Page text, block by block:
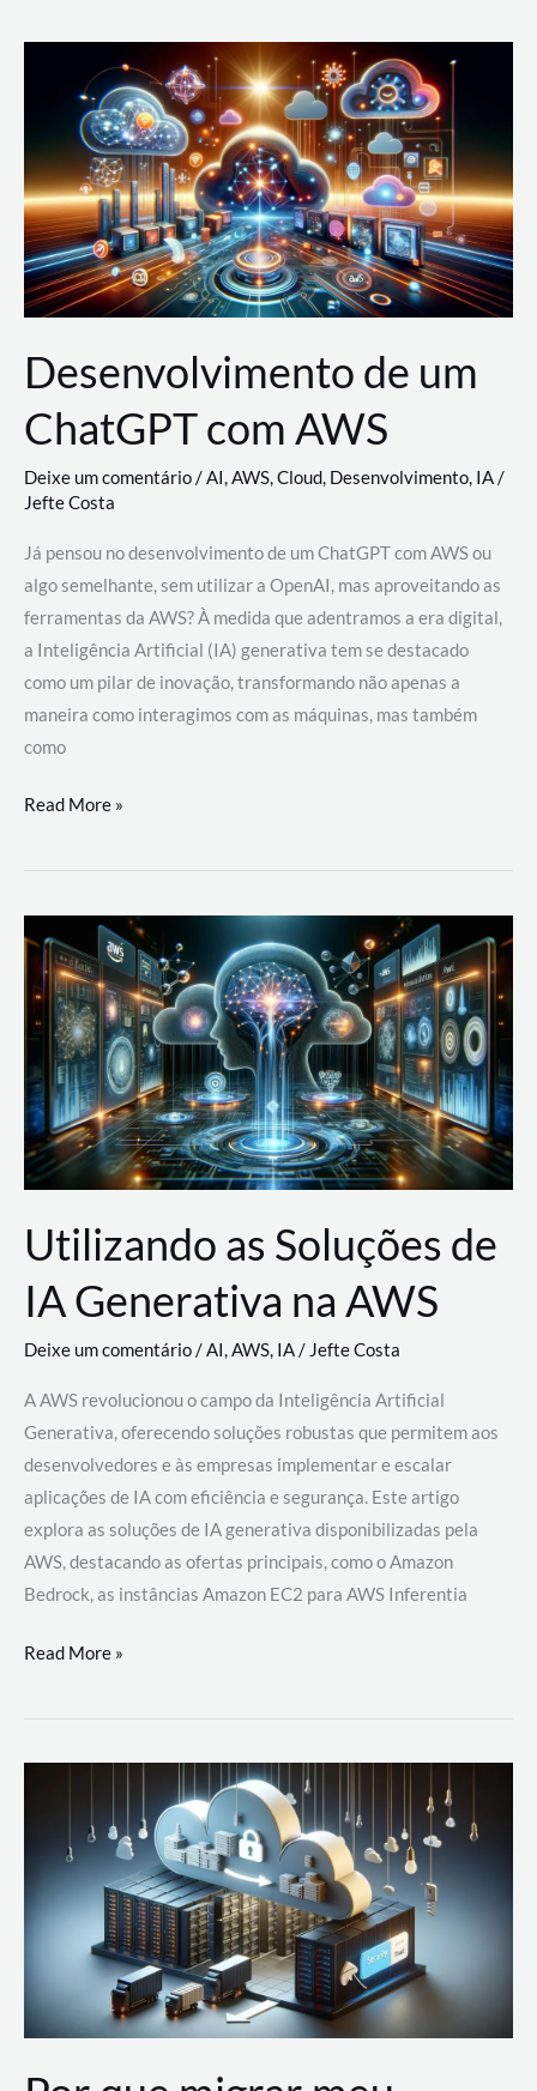
Nuvem:
Google
Cloud,
AWS
e
Azure
Desenvolvimento de um
ChatGPT com AWS
Deixe um comentário/AI,AWS,Cloud, Desenvolvimento, IA/
Jefte Costa
Já pensou no desenvolvimento de um ChatGPT com AWS ou
algo semelhante, sem utilizar a OpenAI, mas aproveitando as
ferramentas da AWS? À medida que adentramos a era digital,
a Inteligência Artificial (IA) generativa tem se destacado
como um pilar de inovação, transformando não apenas a
maneira como interagimos com as máquinas, mas também
como
Desenvolvimento
um
com
AWS
Read More »
Utilizando as Soluções de
IA Generativa na AWS
Deixe um comentário/AI,AWS, IA/Jefte Costa
A AWS revolucionou o campo da Inteligência Artificial
Generativa, oferecendo soluções robustas que permitem aos
desenvolvedores e às empresas implementar e escalar
aplicações de IA com eficiência e segurança. Este artigo
explora as soluções de IA generativa disponibilizadas pela
AWS, destacando as ofertas principais, como o Amazon
Bedrock, as instâncias Amazon EC2 para AWS Inferentia
Utilizando
Soluções
AWS
Read More »